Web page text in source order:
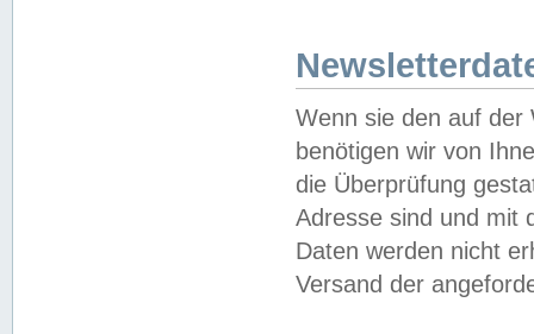
Wenn sie den auf der
benötigen wir von
die Überprüfung
Adresse sind und mit
Daten werden nicht
Versand der